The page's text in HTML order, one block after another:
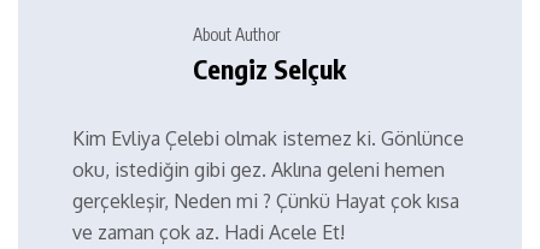
About Author
Cengiz Selçuk
Kim Evliya Çelebi olmak istemez ki. Gönlünce
oku, istediğin gibi gez. Aklına geleni hemen
gerçekleşir, Neden mi ? Çünkü Hayat çok kısa
ve zaman çok az. Hadi Acele Et!